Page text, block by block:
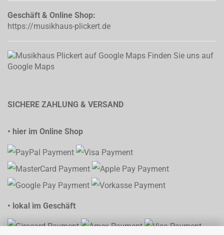
Geschäft & Online Shop:
https://musikhaus-plickert.de
Finden Sie uns auf
Google Maps
SICHERE ZAHLUNG & VERSAND
• hier im Online Shop
• lokal im Geschäft